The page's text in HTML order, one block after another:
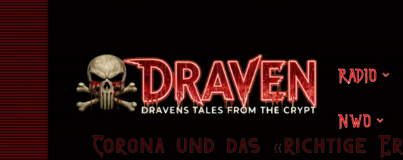
RADIO
NWO
Corona und das «richtige